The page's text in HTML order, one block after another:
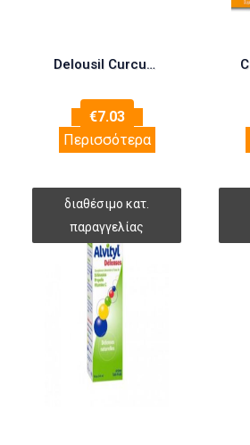
Delousil Curcumin Συμπλήρωμα διατροφής με Κουρκουμίνη και Αλόη 500ml
€7.03
Περισσότερα